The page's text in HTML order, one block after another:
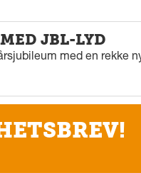
JBL-LYD
med en rekke